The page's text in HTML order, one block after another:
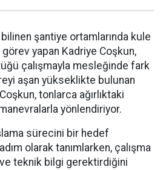
şantiye ortamlarında kule
yapan Kadriye Coşkun,
çalışmayla mesleğinde fark
aşan yükseklikte bulunan
tonlarca ağırlıktaki
yönlendiriyor.
sürecini bir hedef
olarak tanımlarken, çalışma
ve teknik bilgi gerektirdiğini